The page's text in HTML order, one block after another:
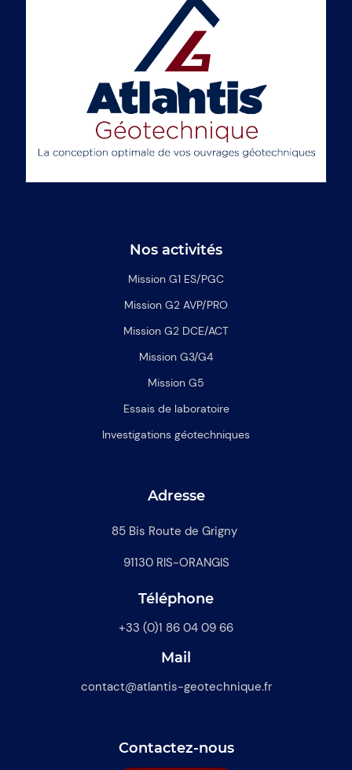
Nos activités
Mission G1 ES/PGC
Mission G2 AVP/PRO
Mission G2 DCE/ACT
Mission G3/G4
Mission G5
Essais de laboratoire
Investigations géotechniques
Adresse
85 Bis Route de Grigny
91130 RIS-ORANGIS
Téléphone
+33 (0)1 86 04 09 66
Mail
contact@atlantis-geotechnique.fr
Contactez-nous